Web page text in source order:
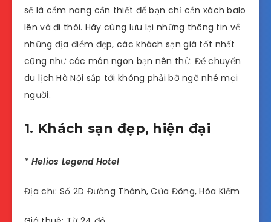
sẽ là cẩm nang cần thiết để bạn chỉ cần xách balo
lên và đi thôi. Hãy cùng lưu lại những thông tin về
những địa điểm đẹp, các khách sạn giá tốt nhất
cũng như các món ngon bạn nên thử. Để chuyến
du lịch Hà Nội sắp tới không phải bỡ ngỡ nhé mọi
người.
1. Khách sạn đẹp, hiện đại
* Helios Legend Hotel
Địa chỉ: Số 2D Đường Thành, Cửa Đông, Hòa Kiếm